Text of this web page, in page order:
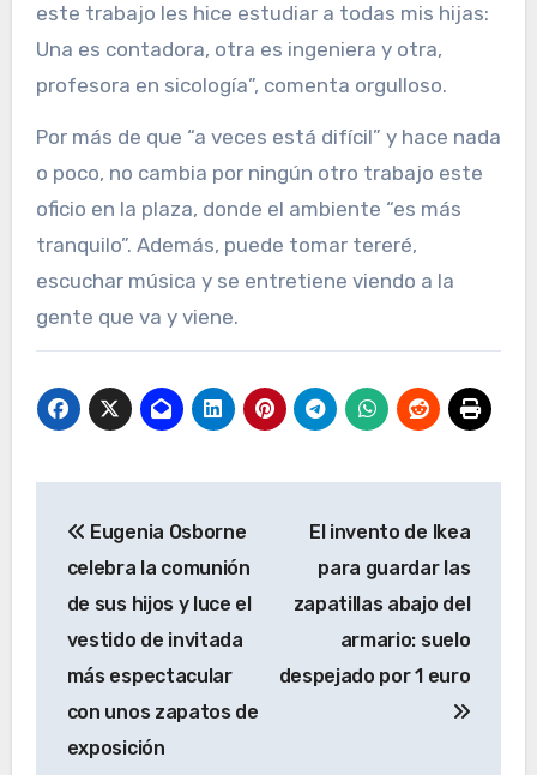
este trabajo les hice estudiar a todas mis hijas:
Una es contadora, otra es ingeniera y otra,
profesora en sicología”, comenta orgulloso.
Por más de que “a veces está difícil” y hace nada
o poco, no cambia por ningún otro trabajo este
oficio en la plaza, donde el ambiente “es más
tranquilo”. Además, puede tomar tereré,
escuchar música y se entretiene viendo a la
gente que va y viene.
de
entradas
Eugenia Osborne
celebra la comunión
de sus hijos y luce el
vestido de invitada
más espectacular
con unos zapatos de
exposición
El invento de Ikea
para guardar las
zapatillas abajo del
armario: suelo
despejado por 1 euro